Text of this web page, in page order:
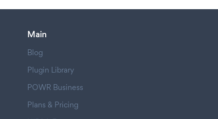
Main
Blog
Plugin Library
POWR Business
Plans & Pricing